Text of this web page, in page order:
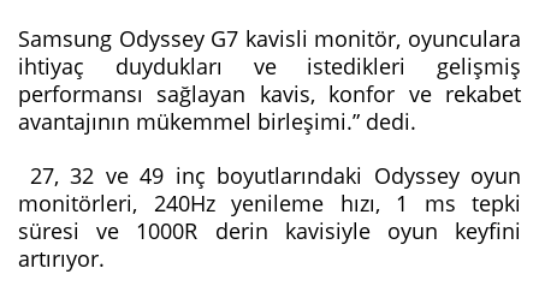
Samsung Odyssey G7 kavisli monitör, oyunculara
ihtiyaç duydukları ve istedikleri gelişmiş
performansı sağlayan kavis, konfor ve rekabet
avantajının mükemmel birleşimi.” dedi.
27, 32 ve 49 inç boyutlarındaki Odyssey oyun
monitörleri, 240Hz yenileme hızı, 1 ms tepki
süresi ve 1000R derin kavisiyle oyun keyfini
artırıyor.